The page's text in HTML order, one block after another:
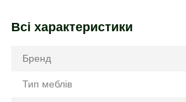
Всі характеристики
Бренд
Тип меблів